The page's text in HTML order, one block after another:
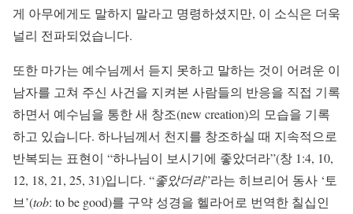
게 아무에게도 말하지 말라고 명령하셨지만, 이 소식은 더욱
널리 전파되었습니다.
또한 마가는 예수님께서 듣지 못하고 말하는 것이 어려운 이
남자를 고쳐 주신 사건을 지켜본 사람들의 반응을 직접 기록
하면서 예수님을 통한 새 창조(new creation)의 모습을 기록
하고 있습니다. 하나님께서 천지를 창조하실 때 지속적으로
반복되는 표현이 “하나님이 보시기에 좋았더라”(창 1:4, 10,
12, 18, 21, 25, 31)입니다. “좋았더라”라는 히브리어 동사 ‘토
브’(tob: to be good)를 구약 성경을 헬라어로 번역한 칠십인